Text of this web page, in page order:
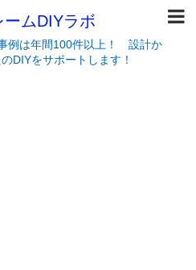
ムDIYラボ
例は年間100件以上！ 設計か
DIYをサポートします！